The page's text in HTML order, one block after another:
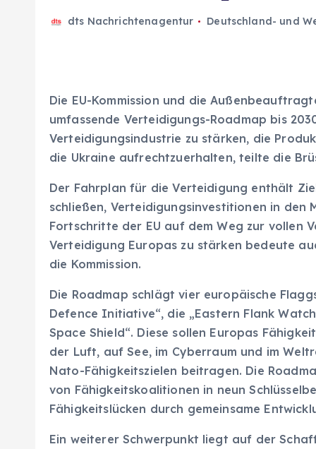
dts Nachrichtenagentur Deutschland- und
Die EU-Kommission und die
umfassende Verteidigungs-Roadmap bis
Verteidigungsindustrie zu stärken, die
die Ukraine aufrechtzuerhalten, teilte die
Der Fahrplan für die Verteidigung enthält
schließen, Verteidigungsinvestitionen in den
Fortschritte der EU auf dem Weg zur vollen
Verteidigung Europas zu stärken bedeute
die Kommission.
Die Roadmap schlägt vier europäische
Defence Initiative“, die „Eastern Flank
Space Shield“. Diese sollen Europas
der Luft, auf See, im Cyberraum und im
Nato-Fähigkeitszielen beitragen. Die
von Fähigkeitskoalitionen in neun
Fähigkeitslücken durch gemeinsame
Ein weiterer Schwerpunkt liegt auf der